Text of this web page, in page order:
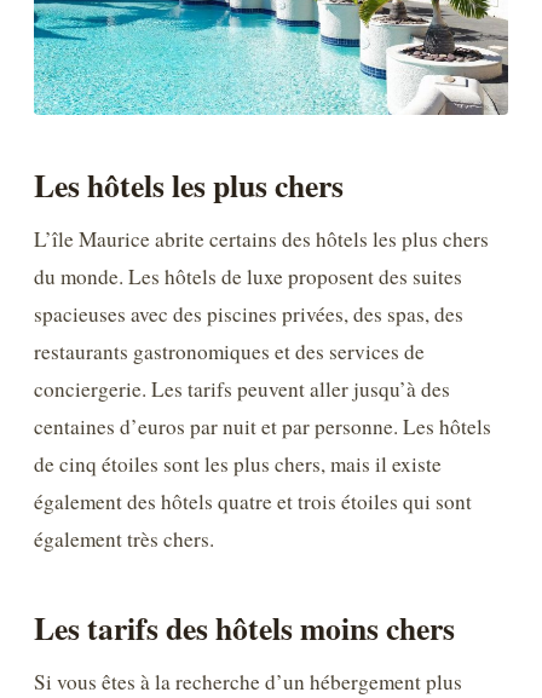
Les hôtels les plus chers
L’île Maurice abrite certains des hôtels les plus chers
du monde. Les hôtels de luxe proposent des suites
spacieuses avec des piscines privées, des spas, des
restaurants gastronomiques et des services de
conciergerie. Les tarifs peuvent aller jusqu’à des
centaines d’euros par nuit et par personne. Les hôtels
de cinq étoiles sont les plus chers, mais il existe
également des hôtels quatre et trois étoiles qui sont
également très chers.
Les tarifs des hôtels moins chers
Si vous êtes à la recherche d’un hébergement plus